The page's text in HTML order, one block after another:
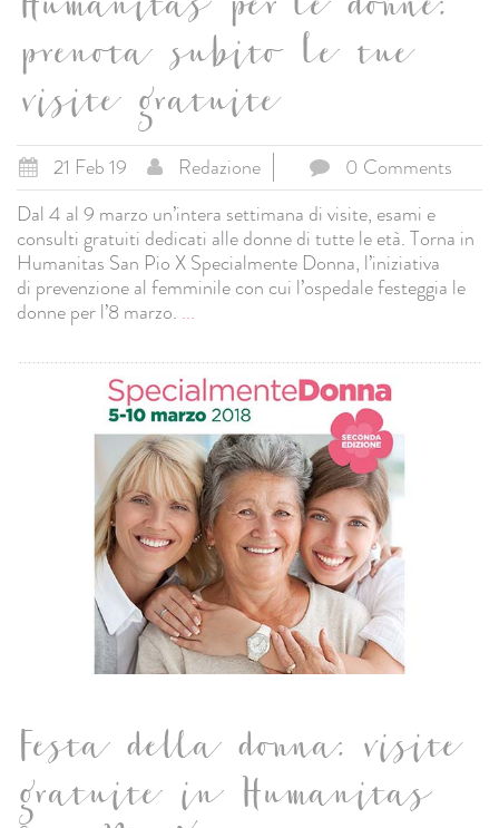
Humanitas per le donne:
prenota subito le tue
visite gratuite
21 Feb 19 Redazione
0 Comments
Dal 4 al 9 marzo un’intera settimana di visite, esami e
consulti gratuiti dedicati alle donne di tutte le età. Torna in
Humanitas San Pio X Specialmente Donna, l’iniziativa
di prevenzione al femminile con cui l’ospedale festeggia le
donne per l’8 marzo. ...
Festa della donna: visite
gratuite in Humanitas